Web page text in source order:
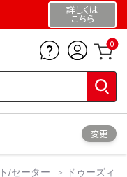
詳しくは
こちら
0
変更
/セーター
ドゥーズィ